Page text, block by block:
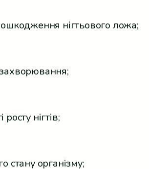
нігтьового ложа;
нігтів;
стану організму;